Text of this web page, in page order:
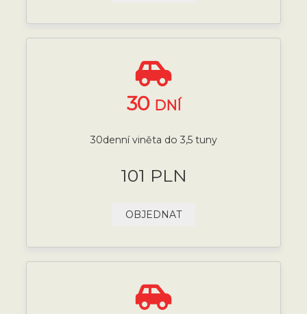
30 DNÍ
30denní viněta do 3,5 tuny
101 PLN
OBJEDNAT